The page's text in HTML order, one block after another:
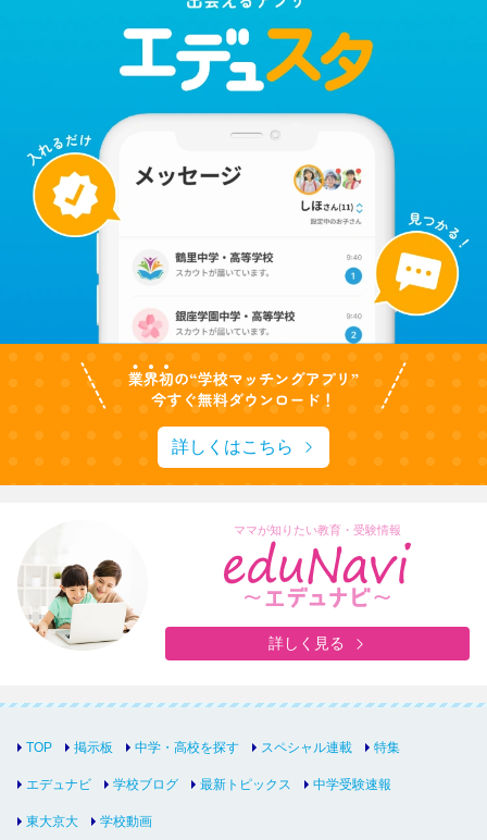
詳しくはこちら
ママが知りたい教育・受験情報
詳しく見る
TOP 掲示板 中学・高校を探す スペシャル連載 特集
エデュナビ 学校ブログ 最新トピックス 中学受験速報
東大京大 学校動画